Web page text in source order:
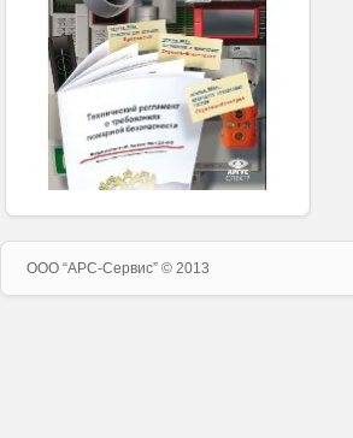
ООО “APC-Сервис” © 2013